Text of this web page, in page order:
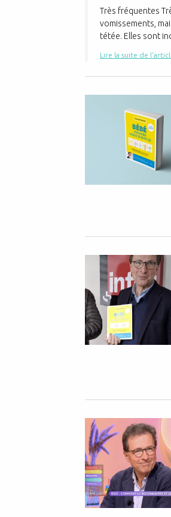
Très fréquentes
vomissements,
tétée. Elles sont
Lire la suite de